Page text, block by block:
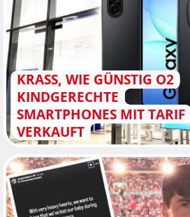
KRASS, WIE GÜNSTIG O2
KINDGERECHTE
SMARTPHONES MIT TARIF
VERKAUFT